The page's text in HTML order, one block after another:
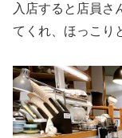
入店すると店員さ
てくれ、ほっこり